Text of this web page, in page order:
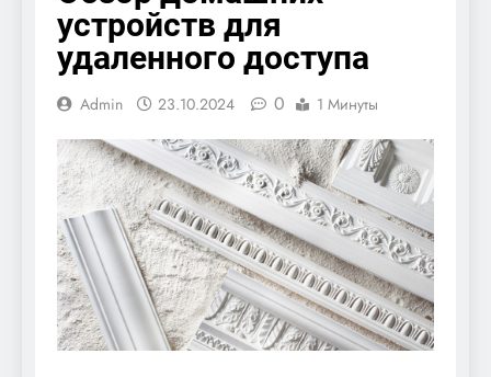
устройств для
удаленного доступа
Admin 23.10.2024 0 1 Минуты